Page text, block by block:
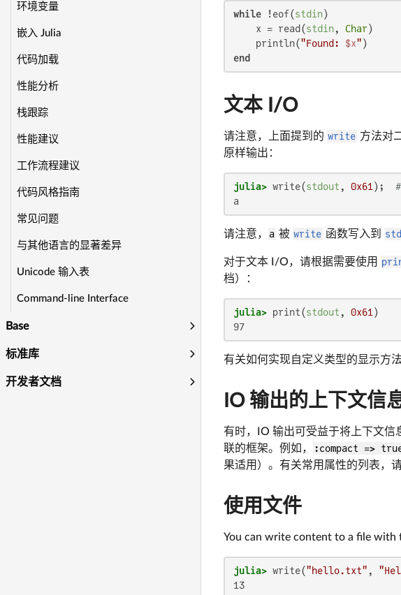
环境变量
嵌入 Julia
代码加载
性能分析
栈跟踪
性能建议
工作流程建议
代码风格指南
常见问题
与其他语言的显著差异
Unicode 输入表
Command-line Interface
Base
标准库
开发者文档
while !eof(stdin)
    x = read(
stdin, Char)
    println(
"Found: $x"
end
文本 I/O
请注意，上面提到的 write 方法对
原样输出：
julia> write(stdout , 0x61 );
a
请注意， a 被 write 函数写入到
对于文本 I/O，请根据需要使用
档）：
julia> print(stdout , 0x61
97
有关如何实现自定义类型的显示方
IO 输出的上下文信
有时，IO 输出可受益于将上下文信
联的框架。例如，
:compact =>
果适用）。有关常用属性的列表，
使用文件
You can write content to a file with
julia> write("hello.txt" ,
13